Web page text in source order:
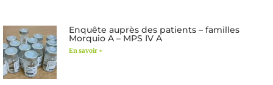
Enquête auprès des patients – familles
Morquio A – MPS IV A
En savoir +